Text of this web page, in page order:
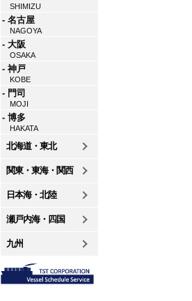
SHIMIZU
- 名古屋
NAGOYA
- 大阪
OSAKA
- 神戸
KOBE
- 門司
MOJI
- 博多
HAKATA
北海道・東北
関東・東海・関西
日本海・北陸
瀬戸内海・四国
九州